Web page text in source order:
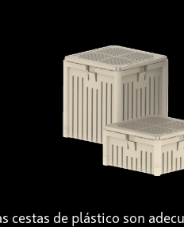
cestas de plástico son